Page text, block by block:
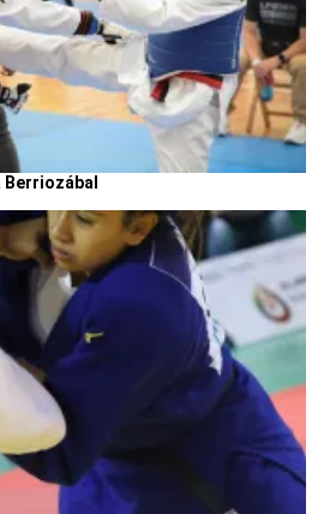
Berriozábal